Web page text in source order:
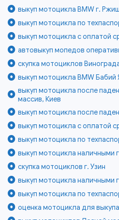
выкуп мотоцикла BMW г.
выкуп мотоцикла по
выкуп мотоцикла с оплатой
автовыкуп мопедов
скупка мотоциклов
выкуп мотоцикла BMW Бабий
выкуп мотоцикла после
массив, Киев
выкуп мотоцикла после
выкуп мотоцикла с оплатой
выкуп мотоцикла по
выкуп мотоцикла наличными
скупка мотоциклов г. Узин
выкуп мотоцикла наличными
выкуп мотоцикла по
оценка мотоцикла для